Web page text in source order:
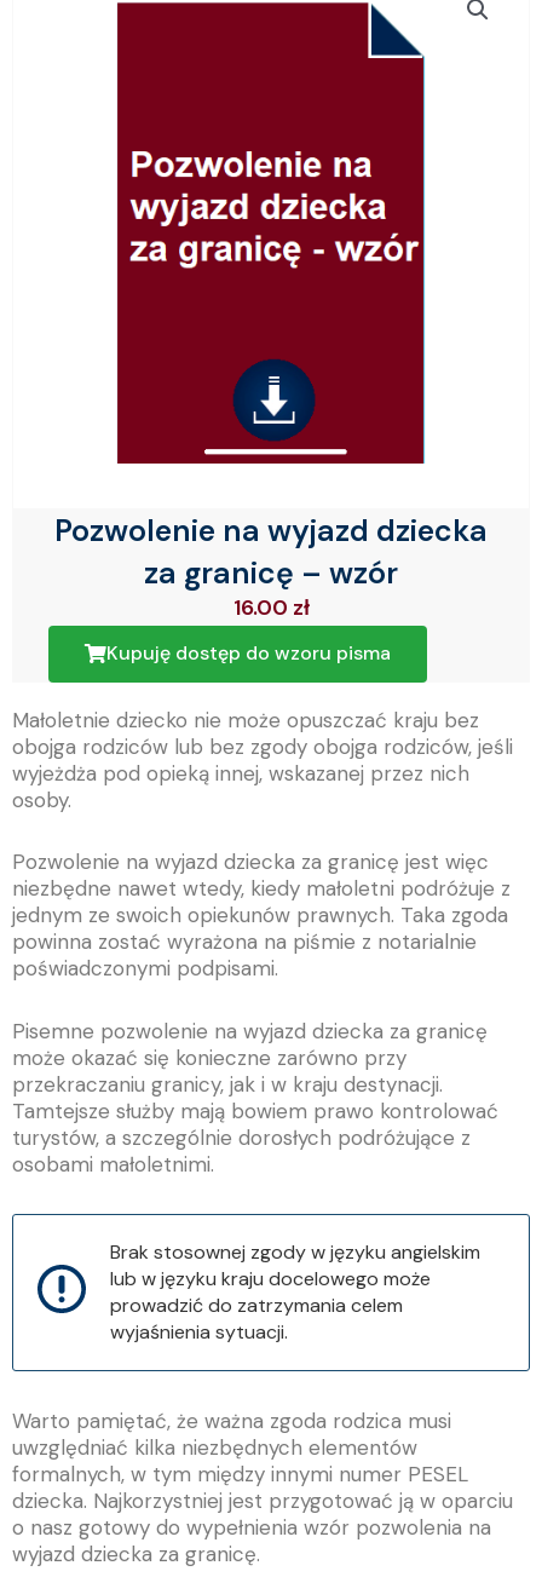
Pozwolenie na wyjazd dziecka
za granicę – wzór
16.00 zł
Kupuję dostęp do wzoru pisma
Małoletnie dziecko nie może opuszczać kraju bez
obojga rodziców lub bez zgody obojga rodziców, jeśli
wyjeżdża pod opieką innej, wskazanej przez nich
osoby.
Pozwolenie na wyjazd dziecka za granicę jest więc
niezbędne nawet wtedy, kiedy małoletni podróżuje z
jednym ze swoich opiekunów prawnych. Taka zgoda
powinna zostać wyrażona na piśmie z notarialnie
poświadczonymi podpisami.
Pisemne pozwolenie na wyjazd dziecka za granicę
może okazać się konieczne zarówno przy
przekraczaniu granicy, jak i w kraju destynacji.
Tamtejsze służby mają bowiem prawo kontrolować
turystów, a szczególnie dorosłych podróżujące z
osobami małoletnimi.
Brak stosownej zgody w języku angielskim
lub w języku kraju docelowego może
prowadzić do zatrzymania celem
wyjaśnienia sytuacji.
Warto pamiętać, że ważna zgoda rodzica musi
uwzględniać kilka niezbędnych elementów
formalnych, w tym między innymi numer PESEL
dziecka. Najkorzystniej jest przygotować ją w oparciu
o nasz gotowy do wypełnienia wzór pozwolenia na
wyjazd dziecka za granicę.